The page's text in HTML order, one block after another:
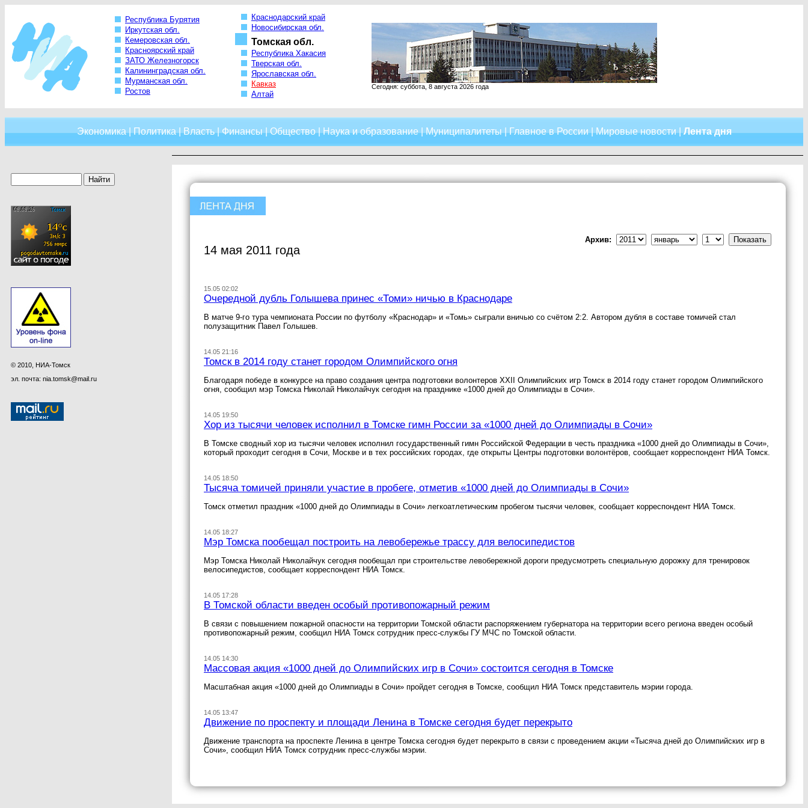
Республика Бурятия
Иркутская обл.
Кемеровская обл.
Красноярский край
ЗАТО Железногорск
Калининградская обл.
Мурманская обл.
Ростов
Краснодарский край
Новосибирская обл.
Томская обл.
Республика Хакасия
Тверская обл.
Ярославская обл.
Кавказ
Алтай
Сегодня: суббота, 8 августа 2026 года
Экономика|Политика|Власть|Финансы|Общество|Наука и образование|Муниципалитеты|Главное в России|Мировые новости|Лента дня
© 2010, НИА-Томск
эл. почта: nia.tomsk@mail.ru
14 мая 2011 года
Архив:
15.05 02:02
Очередной дубль Голышева принес «Томи» ничью в Краснодаре
В матче 9-го тура чемпионата России по футболу «Краснодар» и «Томь» сыграли вничью со счётом 2:2. Автором дубля в составе томичей стал
полузащитник Павел Голышев.
14.05 21:16
Томск в 2014 году станет городом Олимпийского огня
Благодаря победе в конкурсе на право создания центра подготовки волонтеров ХХII Олимпийских игр Томск в 2014 году станет городом Олимпийского
огня, сообщил мэр Томска Николай Николайчук сегодня на празднике «1000 дней до Олимпиады в Сочи».
14.05 19:50
Хор из тысячи человек исполнил в Томске гимн России за «1000 дней до Олимпиады в Сочи»
В Томске сводный хор из тысячи человек исполнил государственный гимн Российской Федерации в честь праздника «1000 дней до Олимпиады в Сочи»,
который проходит сегодня в Сочи, Москве и в тех российских городах, где открыты Центры подготовки волонтёров, сообщает корреспондент НИА Томск.
14.05 18:50
Тысяча томичей приняли участие в пробеге, отметив «1000 дней до Олимпиады в Сочи»
Томск отметил праздник «1000 дней до Олимпиады в Сочи» легкоатлетическим пробегом тысячи человек, сообщает корреспондент НИА Томск.
14.05 18:27
Мэр Томска пообещал построить на левобережье трассу для велосипедистов
Мэр Томска Николай Николайчук сегодня пообещал при строительстве левобережной дороги предусмотреть специальную дорожку для тренировок
велосипедистов, сообщает корреспондент НИА Томск.
14.05 17:28
В Томской области введен особый противопожарный режим
В связи с повышением пожарной опасности на территории Томской области распоряжением губернатора на территории всего региона введен особый
противопожарный режим, сообщил НИА Томск сотрудник пресс-службы ГУ МЧС по Томской области.
14.05 14:30
Массовая акция «1000 дней до Олимпийских игр в Сочи» состоится сегодня в Томске
Масштабная акция «1000 дней до Олимпиады в Сочи» пройдет сегодня в Томске, сообщил НИА Томск представитель мэрии города.
14.05 13:47
Движение по проспекту и площади Ленина в Томске сегодня будет перекрыто
Движение транспорта на проспекте Ленина в центре Томска сегодня будет перекрыто в связи с проведением акции «Тысяча дней до Олимпийских игр в
Сочи», сообщил НИА Томск сотрудник пресс-службы мэрии.